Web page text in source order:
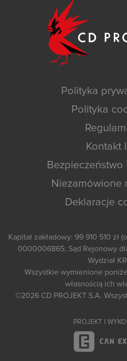
Polityka
Polityka
Kontakt
Bezpieczeństwo
Niezamówione
Deklaracje
Kapitał zakładowy: 99 910 510 zł
0000006865; Sąd Rejonowy
Wydział
Wszystkie wymienione
własnością ich
©2026 CD PROJEKT S.A.
PROJEKT I